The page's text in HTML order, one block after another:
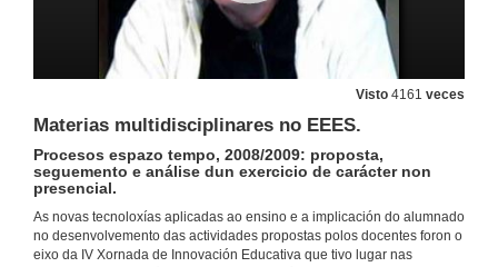
Visto 4161 veces
Materias multidisciplinares no EEES.
Procesos espazo tempo, 2008/2009: proposta,
seguemento e análise dun exercicio de carácter non
presencial.
As novas tecnoloxías aplicadas ao ensino e a implicación do alumnado
no desenvolvemento das actividades propostas polos docentes foron o
eixo da IV Xornada de Innovación Educativa que tivo lugar nas
11 de dec. de 2009
Quenda de preguntas
11 de dec. de 2009
Copenhagen 2.0.
11 de dec. de 2009